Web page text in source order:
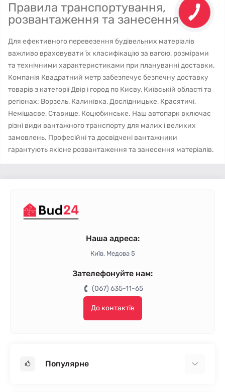
Правила транспортування,
розвантаження та занесення
Для ефективного перевезення будівельних матеріалів
важливо враховувати їх класифікацію за вагою, розмірами
та технічними характеристиками при плануванні доставки.
Компанія Квадратний метр забезпечує безпечну доставку
товарів з категорії Двір і город по Києву, Київській області та
регіонах: Ворзель, Калинівка, Дослідницьке, Красятичі,
Немішаєве, Ставище, Коцюбинське. Наш автопарк включає
різні види вантажного транспорту для малих і великих
замовлень. Професійні та досвідчені вантажники
гарантують якісне розвантаження та занесення матеріалів.
Наша адреса:
Київ, Медова 5
Зателефонуйте нам:
(067) 635-11-65
До контактів
Популярне